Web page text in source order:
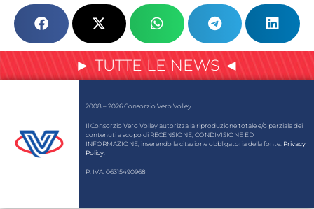
► TUTTE LE NEWS ◄
2008 – 2026 Consorzio Vero Volley
Il Consorzio Vero Volley autorizza la riproduzione totale e/o parziale dei
contenuti a scopo di RECENSIONE, CONDIVISIONE ED
INFORMAZIONE, inserendo la citazione obbligatoria della fonte. Privacy
Policy
P. IVA: 06315490968